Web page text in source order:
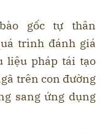
gốc tự thân
trình đánh giá
liệu pháp tái tạo
trên con đường
sang ứng dụng